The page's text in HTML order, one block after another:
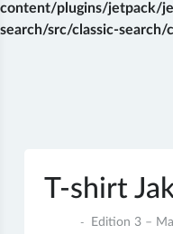
content/plugins/jetpack/
search/src/classic-search/
T-shirt
Edition 3 –